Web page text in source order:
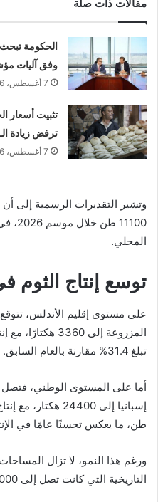
مقالات ذات صلة
الحكومة
وفق آليات
7 أغسطس، 2026
تثبيت أسعار
ترفض زيادة الـ
7 أغسطس، 2026
وتشير التقديرات الرسمية إلى
11100
المحلي.
توسع إنتاج الثوم
على مستوى إقليم الأندلس،
تبلغ 31.4% مقارنة بالعام السابق.
أما على المستوى الوطني، فتصل
طن، ما يعكس تحسنًا عامًا في
ورغم هذا النمو، لا تزال
التاريخية التي كانت تصل إلى 7000 هكتار في قرطبة وحدها.